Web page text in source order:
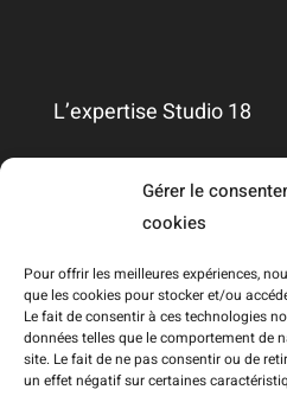
Gérer le
cookies
Pour offrir les meilleures expériences,
que les cookies pour stocker et/ou
Le fait de consentir à ces technologies
données telles que le comportement de
site. Le fait de ne pas consentir ou de
un effet négatif sur certaines
L’expertise Studio 18
Qui sommes-nous ?
Nous contacter
Mentions légales